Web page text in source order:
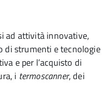
ad attività innovative,
di strumenti e tecnologie
e per l’acquisto di
i termoscanner, dei